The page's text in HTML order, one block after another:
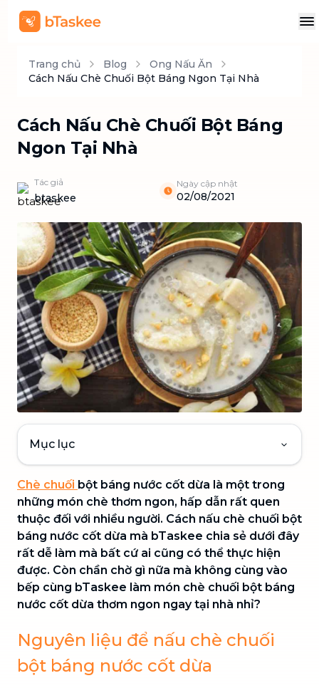
Trang chủ Blog
Ong Nấu Ăn
Cách Nấu Chè Chuối Bột Báng Ngon Tại Nhà
Cách Nấu Chè Chuối Bột Báng
Ngon Tại Nhà
Tác giả
btaskee
Ngày cập nhật
02/08/2021
Mục lục
Chè chuối bột báng nước cốt dừa là một trong
những món chè thơm ngon, hấp dẫn rất quen
thuộc đối với nhiều người. Cách nấu chè chuối bột
báng nước cốt dừa mà bTaskee chia sẻ dưới đây
rất dễ làm mà bất cứ ai cũng có thể thực hiện
được. Còn chần chờ gì nữa mà không cùng vào
bếp cùng bTaskee làm món chè chuối bột báng
nước cốt dừa thơm ngon ngay tại nhà nhỉ?
Nguyên liệu để nấu chè chuối
bột báng nước cốt dừa